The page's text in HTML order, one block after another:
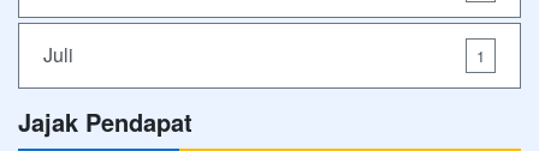
Juli 1
Jajak Pendapat